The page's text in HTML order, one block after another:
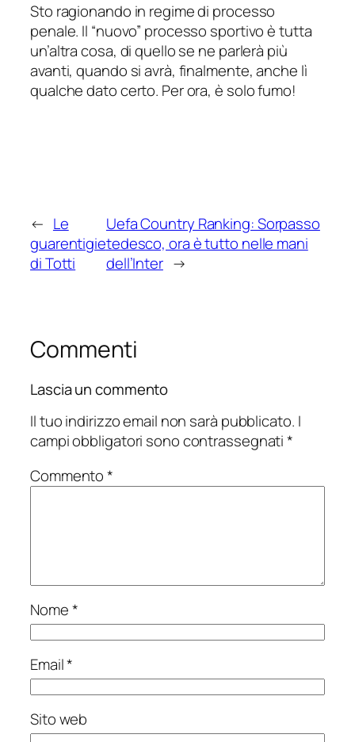
Sto ragionando in regime di processo
penale. Il “nuovo” processo sportivo è tutta
un’altra cosa, di quello se ne parlerà più
avanti, quando si avrà, finalmente, anche lì
qualche dato certo. Per ora, è solo fumo!
← Le
guarentigie
di Totti
Uefa Country Ranking: Sorpasso
tedesco, ora è tutto nelle mani
dell’Inter →
Commenti
Lascia un commento
Il tuo indirizzo email non sarà pubblicato. I
campi obbligatori sono contrassegnati*
Commento*
Nome*
Email*
Sito web